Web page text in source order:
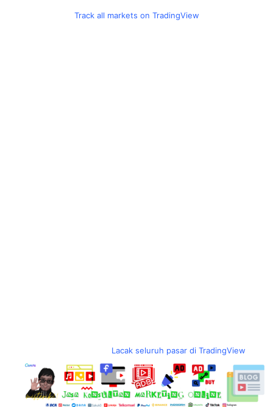
Track all markets on TradingView
Lacak seluruh pasar di TradingView